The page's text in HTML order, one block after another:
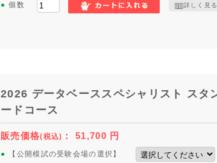
● 個数 詳しく見る
2026 データベーススペシャリスト スタ
ードコース
販売価格(税込) ：51,700 円
● 【公開模試の受験会場の選択】